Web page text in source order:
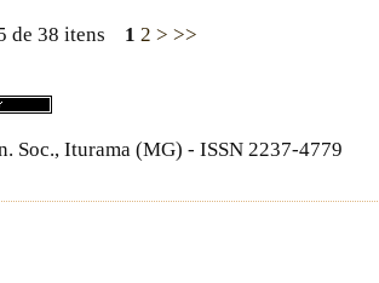
de 38 itens 1 2 > >>
Soc., Iturama (MG) - ISSN 2237-4779